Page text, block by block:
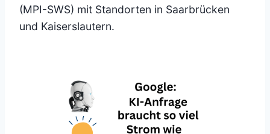
(MPI-SWS) mit Standorten in Saarbrücken
und Kaiserslautern.